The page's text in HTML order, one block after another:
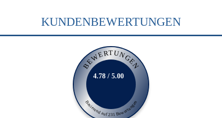
KUNDENBEWERTUNGEN
BEWERTUNGEN
Basierend auf 231 Bewertungen
4.78 / 5.00